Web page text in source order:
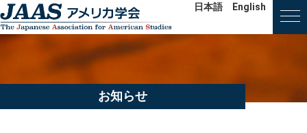
日本語 English
お知らせ